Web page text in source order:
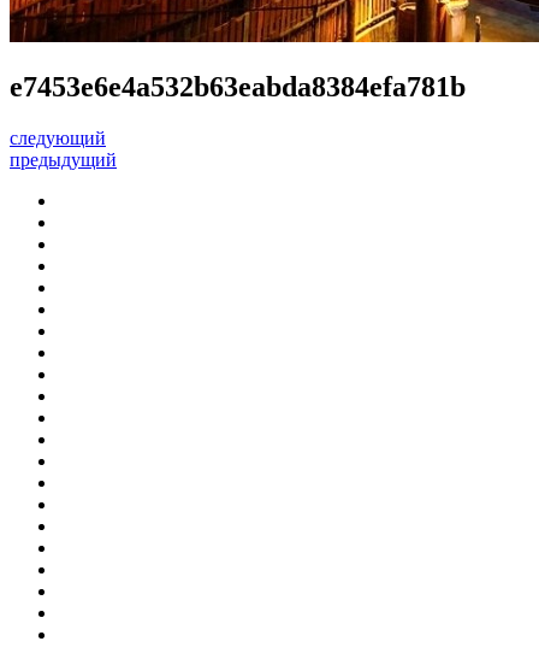
e7453e6e4a532b63eabda8384efa781b
следующий
предыдущий